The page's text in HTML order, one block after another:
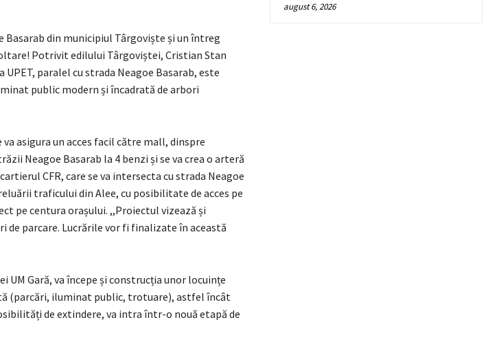
din municipiul Târgoviște și un întreg
Potrivit edilului Târgoviștei, Cristian Stan
paralel cu strada Neagoe Basarab, este
public modern și încadrată de arbori
asigura un acces facil către mall, dinspre
Neagoe Basarab la 4 benzi și se va crea o arteră
CFR, care se va intersecta cu strada Neagoe
traficului din Alee, cu posibilitate de acces pe
pe centura orașului. ,,Proiectul vizează și
de parcare. Lucrările vor fi finalizate în această
Gară, va începe și construcția unor locuințe
(parcări, iluminat public, trotuare), astfel încât
de extindere, va intra într-o nouă etapă de
august 6, 2026